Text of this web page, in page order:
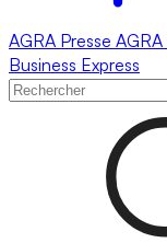
AGRA Presse AGRA
Business Express